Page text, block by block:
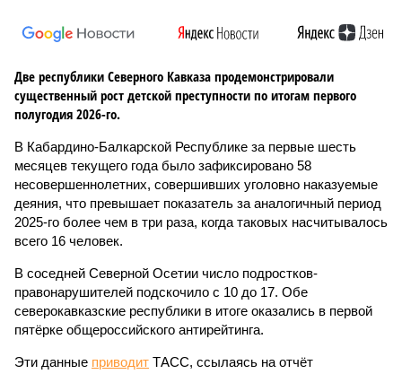
Две республики Северного Кавказа продемонстрировали
существенный рост детской преступности по итогам первого
полугодия 2026-го.
В Кабардино-Балкарской Республике за первые шесть
месяцев текущего года было зафиксировано 58
несовершеннолетних, совершивших уголовно наказуемые
деяния, что превышает показатель за аналогичный период
2025-го более чем в три раза, когда таковых насчитывалось
всего 16 человек.
В соседней Северной Осетии число подростков-
правонарушителей подскочило с 10 до 17. Обе
северокавказские республики в итоге оказались в первой
пятёрке общероссийского антирейтинга.
Эти данные приводит ТАСС, ссылаясь на отчёт